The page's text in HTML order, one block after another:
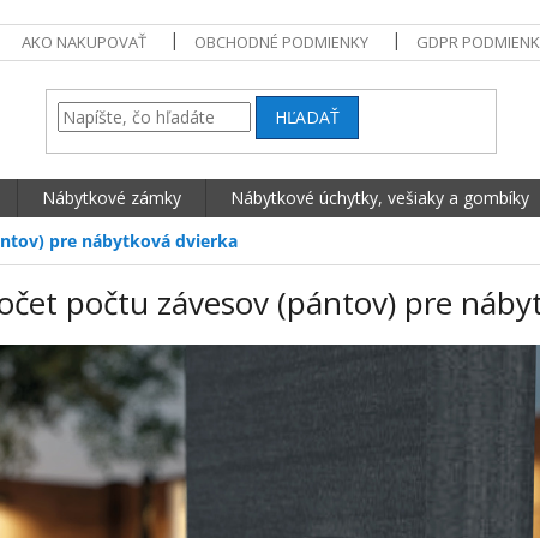
AKO NAKUPOVAŤ OBCHODNÉ PODMIENKY GDPR
HĽADAŤ
Nábytkové zámky Nábytkové úchytky, vešiaky a gombíky
pre nábytková dvierka
počtu závesov (pántov) pre